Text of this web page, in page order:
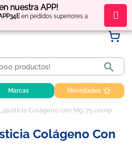
nuestra APP!
en pedidos superiores a
puntos por tus compras

Marcas Novedades
Colágeno con Mg. 75 comp.
Colágeno Con